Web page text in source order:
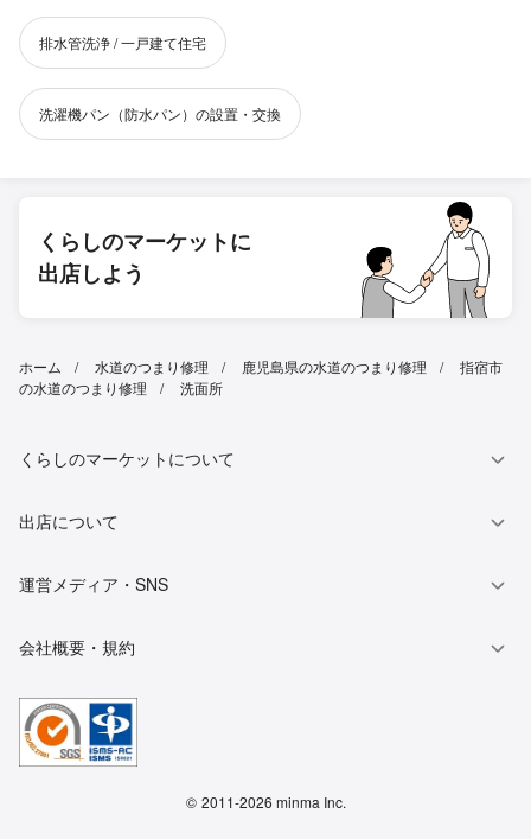
排水管洗浄 / 一戸建て住宅
洗濯機パン（防水パン）の設置・交換
くらしのマーケットに
出店しよう
ホーム 水道のつまり修理 鹿児島県の水道のつまり修理
指宿市
の水道のつまり修理
洗面所
くらしのマーケットについて
出店について
運営メディア・SNS
会社概要・規約
© 2011-2026 minma Inc.